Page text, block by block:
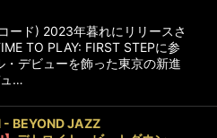
ード) 2023年暮れにリリースさ
TO PLAY: FIRST STEPに参
・デビューを飾った東京の新進
…
BEYOND JAZZ